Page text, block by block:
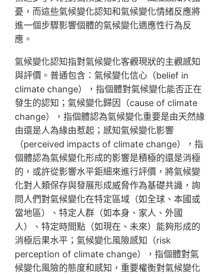
憂，而這些氣候變化認知和氣候變化情緒反應將
進一個步驟影響個體的氣候變化適應性行為反
應。
氣候變化認知指對氣候變化客觀現狀的主觀感知
與評價。普通包含：氣候變化信心（belief in
climate change），指個體對氣候變化能否正在
發生的認知；氣候變化歸因（cause of climate
change），指個體認為氣候變化重要是由天然緣
由還是人為緣由惹起；感知氣候變化影響
（perceived impacts of climate change），指
個體認為氣候變化形成的影響是積極的還是消極
的，或許從影響水平鉅細來進行評價，將氣候變
化對人類保存與發展形成威脅作為基礎共識，詢
問人們對氣候變化在特定區域（如全球、本國或
當地區）、特定人群（如本身、家人、外國
人）、特定時間點（如現在、未來）能夠形成的
消極后果水平；氣候變化風險感知（risk
perception of climate change），指個體對氣
候變化風險的態度和感知，重要權衡對氣候變化